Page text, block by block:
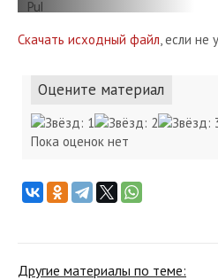
Скачать исходный файл, если не
Оцените материал
Пока оценок нет
Другие материалы по теме: